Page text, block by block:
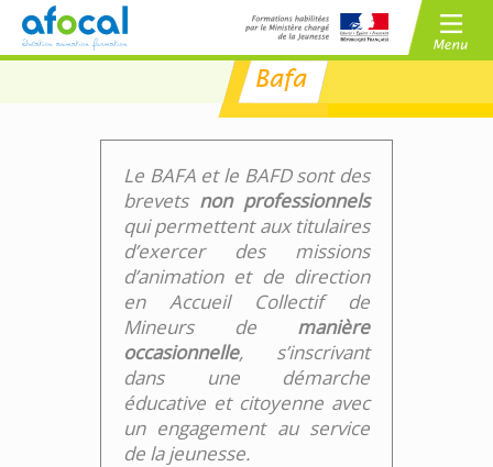
BAFA
BPJEPS
/
CPJEPS
Bafa
Le BAFA et le BAFD sont des
brevets non professionnels
qui permettent aux titulaires
d’exercer des missions
d’animation et de direction
en Accueil Collectif de
Mineurs de manière
occasionnelle, s’inscrivant
dans une démarche
éducative et citoyenne avec
un engagement au service
de la jeunesse.